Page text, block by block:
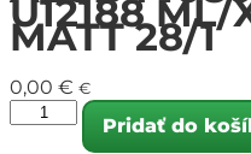
U12188 ML/
MATT 28/1
0,00 € €
Pridať do